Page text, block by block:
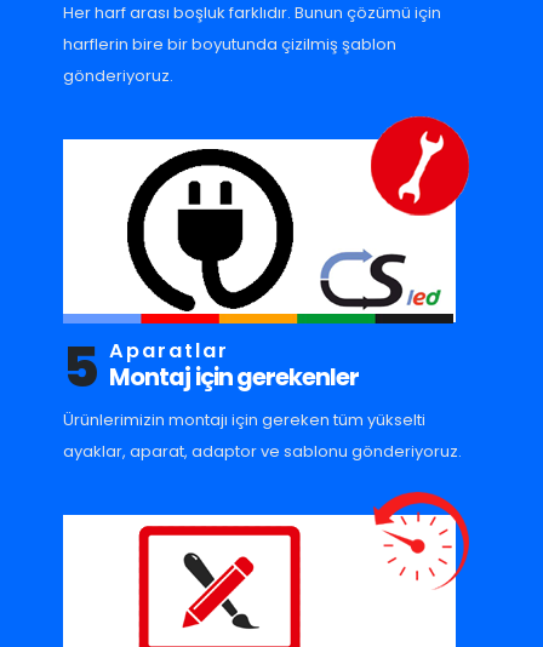
Her harf arası boşluk farklıdır. Bunun çözümü için
harflerin bire bir boyutunda çizilmiş şablon
gönderiyoruz.
5 Aparatlar
Montaj için gerekenler
Ürünlerimizin montajı için gereken tüm yükselti
ayaklar, aparat, adaptor ve sablonu gönderiyoruz.